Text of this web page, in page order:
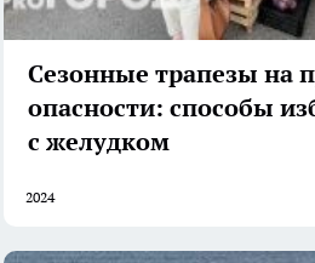
Сезонные трапезы на
опасности: способы
с желудком
2024